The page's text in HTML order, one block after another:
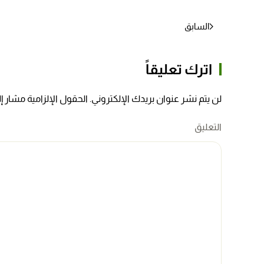
السابق
اترك تعليقاً
لن يتم نشر عنوان بريدك الإلكتروني. الحقول الإلزامية مشار
التعليق